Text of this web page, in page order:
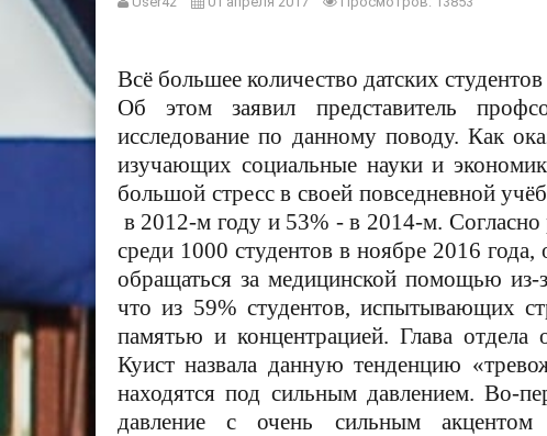
Всё большее количество датских
Об этом заявил представитель
исследование по данному поводу. Как
изучающих социальные науки и
большой стресс в своей повседневной
в 2012-м году и 53% - в 2014-м. Согласно
среди 1000 студентов в ноябре 2016
обращаться за медицинской помощью из-
что из 59% студентов, испытывающих
памятью и концентрацией. Глава
Куист назвала данную тенденцию
находятся под сильным давлением. Во-
давление с очень сильным